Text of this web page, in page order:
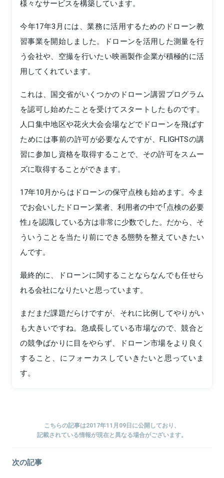
様々なサービスを構築しています。
今年17年3月には、業務に活用するためのドローン教
習事業を開始しました。ドローンを活用した測量を行
う会社や、空撮を行いたい映画製作企業が積極的に活
用してくれています。
これは、国交省がいくつかのドローン講習プログラム
を認可し始めたことを受けてスタートしたものです。
人口集中地区や花火大会会場などでドローンを飛ばす
ためには事前の許可が必要なんですが、FLIGHTSの講
習に参加し資格を取得することで、その許可をスムー
ズに取得することができます。
17年10月からはドローンの保守点検も始めます。今ま
でお会いしたドローン業者、利用者の中で「点検の必要
性」を認識している方は非常に少数でした。だから、そ
ういうことを当たり前にできる態勢を整えていきたい
んです。
最終的に、ドローンに関することならなんでも任せら
れる会社になりたいと思っています。
まだまだ課題だらけですが、それに比例してやりがい
も大きいですね。急成長している市場なので、競合と
の競争ばかりに目をやらず、ドローン市場をより良く
すること、にフォーカスしていきたいと思っていま
す。
こちらの記事は2017年11月09日に公開しており、
記載されている情報が現在と異なる場合がございます。
次の記事